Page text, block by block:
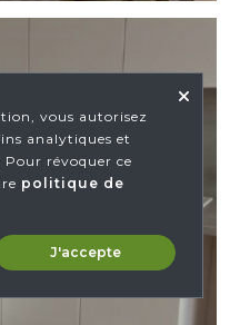
d'un
le centre-
intérieurs
vous autorisez
analytiques et
révoquer ce
politique de
J'accepte